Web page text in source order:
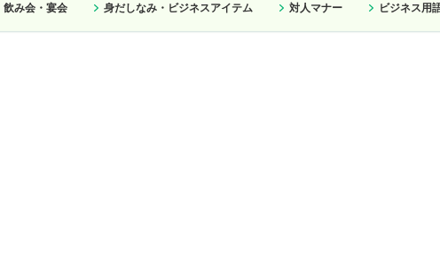
飲み会・宴会 身だしなみ・ビジネスアイテム 対人マナー ビジネス用